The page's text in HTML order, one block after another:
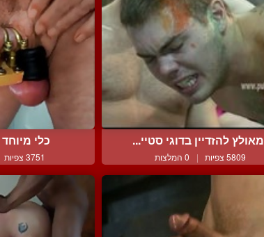
מאולץ להזדיין בדוגי סטיי...
5809 צפיות | 0 המלצות
כלי
3751 צפיות